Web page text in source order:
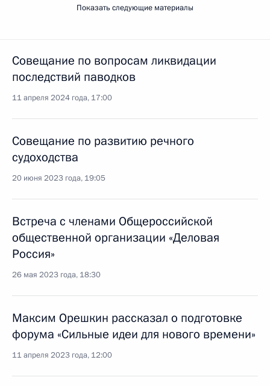
Показать следующие материалы
Совещание по вопросам ликвидации
последствий паводков
11 апреля 2024 года, 17:00
Совещание по развитию речного
судоходства
20 июня 2023 года, 19:05
Встреча с членами Общероссийской
общественной организации «Деловая
Россия»
26 мая 2023 года, 18:30
Максим Орешкин рассказал о подготовке
форума «Сильные идеи для нового времени»
11 апреля 2023 года, 12:00